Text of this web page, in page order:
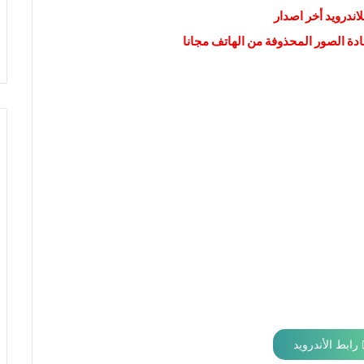
أخر اصدار
رابط الأندرويد